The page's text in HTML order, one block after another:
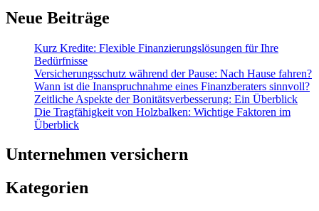
Neue Beiträge
Kurz Kredite: Flexible Finanzierungslösungen für Ihre
Bedürfnisse
Versicherungsschutz während der Pause: Nach Hause fahren?
Wann ist die Inanspruchnahme eines Finanzberaters sinnvoll?
Zeitliche Aspekte der Bonitätsverbesserung: Ein Überblick
Die Tragfähigkeit von Holzbalken: Wichtige Faktoren im
Überblick
Unternehmen versichern
Kategorien